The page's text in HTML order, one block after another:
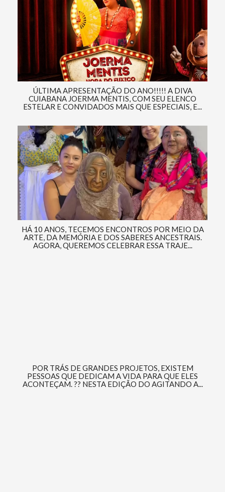
ÚLTIMA APRESENTAÇÃO DO ANO!!!!! A DIVA
CUIABANA JOERMA MENTIS, COM SEU ELENCO
ESTELAR E CONVIDADOS MAIS QUE ESPECIAIS, E...
HÁ 10 ANOS, TECEMOS ENCONTROS POR MEIO DA
ARTE, DA MEMÓRIA E DOS SABERES ANCESTRAIS.
AGORA, QUEREMOS CELEBRAR ESSA TRAJE...
POR TRÁS DE GRANDES PROJETOS, EXISTEM
PESSOAS QUE DEDICAM A VIDA PARA QUE ELES
ACONTEÇAM. ?? NESTA EDIÇÃO DO AGITANDO A...